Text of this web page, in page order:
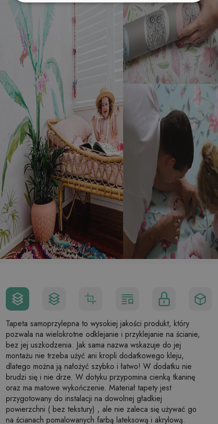
Tapeta samoprzylepna to wysokiej jakości produkt, który
pozwala na wielokrotne odklejanie i przyklejanie na ścianie,
bez jej uszkodzenia. Jak sama nazwa wskazuje do jej
montażu nie trzeba użyć ani kropli dodatkowego kleju,
dlatego można ją nałożyć szybko i łatwo! W dodatku nie
brudzi się i nie drze. W dotyku przypomina cienką tkaninę
oraz ma matowe wykończenie. Materiał tapety jest
przygotowany do instalacji na dowolnej gładkiej
powierzchni ( bez tekstury) , ale nie zaleca się używać go
na ścianach pomalowanych farbą lateksową i akrylową.